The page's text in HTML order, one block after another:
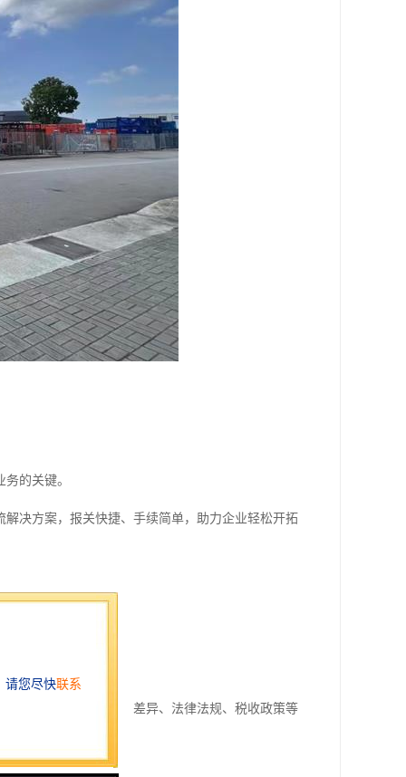
的关键。
决方案，报关快捷、手续简单，助力企业轻松开拓
同国家和地区的文化差异、法律法规、税收政策等